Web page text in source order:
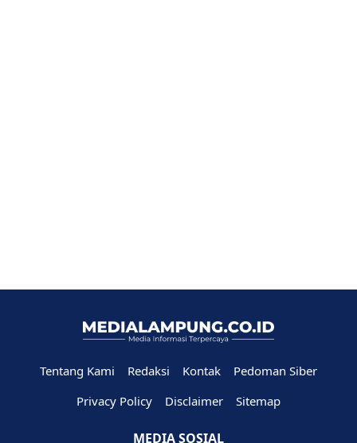
Tentang Kami Redaksi Kontak
Pedoman Siber
Privacy Policy
Disclaimer Sitemap
MEDIA SOSIAL